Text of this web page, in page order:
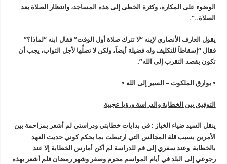
الوضوء على المكاره، وكثرة الخطى إلى هذه المساجد، وانتظار الصلاة بعد
الصلاة..”.
يقول العارف الأنصاري لإبنه “لا تترك صلاة أول الوقت” فقال ابنه “لماذا؟”
فقال “إسقاطاً للتكليف وله فضيلة أيضاً، ولكن لا تصلِّها لأجل الثواب، يجب أن
تكون بقصد التقرب إلى الله”.
• بوارق الملكوت – السير إلى الله •
التوفيق بين الخطابة والدراسة ورؤيا عجيبة
ينقل السيد ضياء الخباز : في بدايات خطابتي ودراستي لم أشعر بمزاحمة بين
الأمرين بسبب قلة المجالس التي ارتبطت بما بحكم كوني حديث العهد
بالخطابة وعند سفري إلى قم للدراسة لم أكن أمارس الخطابة إلا عند
رجوعي إلى البلد في أيام المواسم محرم وصفر وشهر رمضان فلم أشعر بهذه